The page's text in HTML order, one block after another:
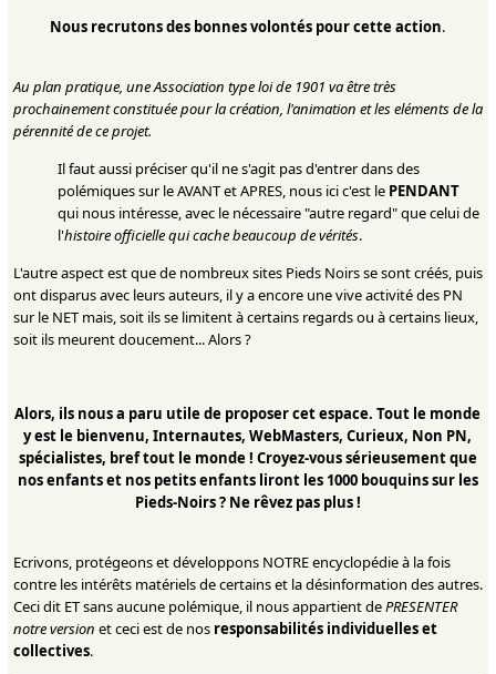
Nous recrutons des bonnes volontés pour cette action.
Au plan pratique, une Association type loi de 1901 va être très
prochainement constituée pour la création, l'animation et les eléments de la
pérennité de ce projet.
Il faut aussi préciser qu'il ne s'agit pas d'entrer dans des
polémiques sur le AVANT et APRES, nous ici c'est le PENDANT
qui nous intéresse, avec le nécessaire "autre regard" que celui de
l'histoire officielle qui cache beaucoup de vérités.
L'autre aspect est que de nombreux sites Pieds Noirs se sont créés, puis
ont disparus avec leurs auteurs, il y a encore une vive activité des PN
sur le NET mais, soit ils se limitent à certains regards ou à certains lieux,
soit ils meurent doucement... Alors ?
Alors, ils nous a paru utile de proposer cet espace. Tout le monde
y est le bienvenu, Internautes, WebMasters, Curieux, Non PN,
spécialistes, bref tout le monde ! Croyez-vous sérieusement que
nos enfants et nos petits enfants liront les 1000 bouquins sur les
Pieds-Noirs ? Ne rêvez pas plus !
Ecrivons, protégeons et développons NOTRE encyclopédie à la fois
contre les intérêts matériels de certains et la désinformation des autres.
Ceci dit ET sans aucune polémique, il nous appartient dePRESENTER
notre version et ceci est de nos responsabilités individuelles et
collectives.